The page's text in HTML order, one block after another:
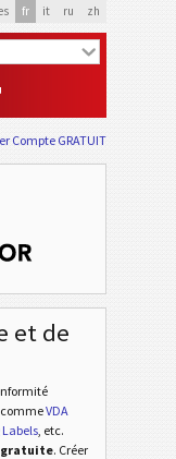
fr it ru zh
Compte GRATUIT
et de
commeVDA
, etc.
gratuite. Créer